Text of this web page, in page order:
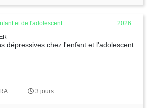
et de l'adolescent 2026
dépressives chez l'enfant et l'adolescent
3 jours